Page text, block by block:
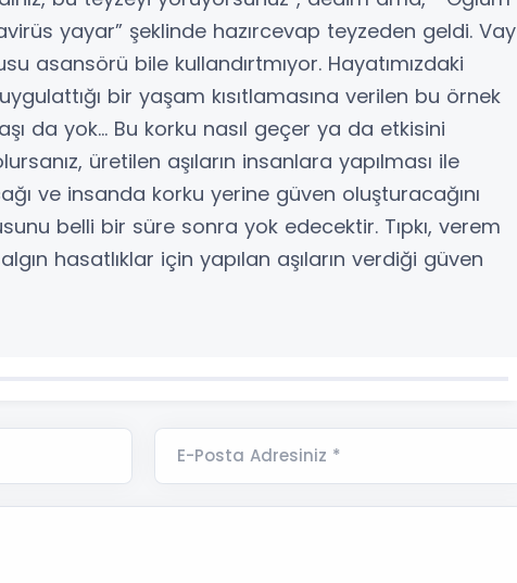
yayar” şeklinde hazırcevap teyzeden geldi. Vay
asansörü bile kullandırtmıyor. Hayatımızdaki
bir yaşam kısıtlamasına verilen bu örnek
da yok… Bu korku nasıl geçer ya da etkisini
üretilen aşıların insanlara yapılması ile
ve insanda korku yerine güven oluşturacağını
belli bir süre sonra yok edecektir. Tıpkı, verem
hasatlıklar için yapılan aşıların verdiği güven
E-Posta Adresiniz *